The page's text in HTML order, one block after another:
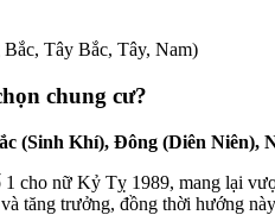
Tây Bắc, Tây, Nam)
chung cư?
(Sinh Khí), Đông (Diên Niên),
cho nữ Kỷ Tỵ 1989, mang lại
tăng trưởng, đồng thời hướng